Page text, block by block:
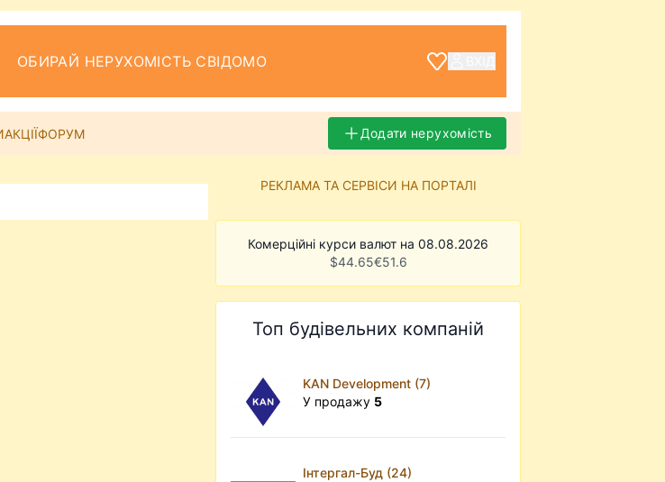
ОБИРАЙ НЕРУХОМІСТЬ СВІДОМО
АКЦІЇФОРУМ Додати нерухомість
РЕКЛАМА ТА СЕРВІСИ НА ПОРТАЛІ
Комерційні курси валют на 08.08.2026
$44.65€51.6
Топ будівельних компаній
KAN Development (7)
У продажу 5
Інтергал-Буд (24)